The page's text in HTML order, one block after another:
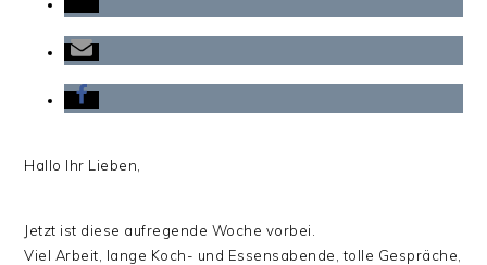
Hallo Ihr Lieben,
Jetzt ist diese aufregende Woche vorbei.
Viel Arbeit, lange Koch- und Essensabende, tolle Gespräche,